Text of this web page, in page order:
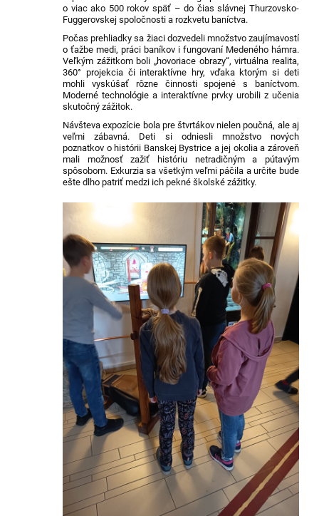
o viac ako 500 rokov späť – do čias slávnej Thurzovsko-
Fuggerovskej spoločnosti a rozkvetu baníctva.
Počas prehliadky sa žiaci dozvedeli množstvo zaujímavostí
o ťažbe medi, práci baníkov i fungovaní Medeného hámra.
Veľkým zážitkom boli „hovoriace obrazy“, virtuálna realita,
360° projekcia či interaktívne hry, vďaka ktorým si deti
mohli vyskúšať rôzne činnosti spojené s baníctvom.
Moderné technológie a interaktívne prvky urobili z učenia
skutočný zážitok.
Návšteva expozície bola pre štvrtákov nielen poučná, ale aj
veľmi zábavná. Deti si odniesli množstvo nových
poznatkov o histórii Banskej Bystrice a jej okolia a zároveň
mali možnosť zažiť históriu netradičným a pútavým
spôsobom. Exkurzia sa všetkým veľmi páčila a určite bude
ešte dlho patriť medzi ich pekné školské zážitky.